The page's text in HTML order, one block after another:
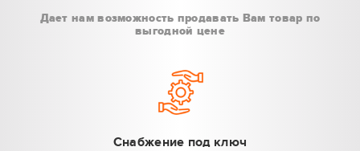
Дает нам возможность продавать Вам товар по
выгодной цене
Снабжение под ключ